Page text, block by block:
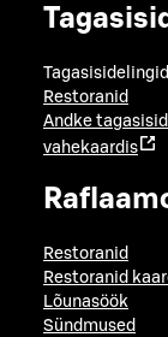
Restoranid
Andke
vahekaardis
Restoranid
Restoranid
Lõunasöök
Sündmused